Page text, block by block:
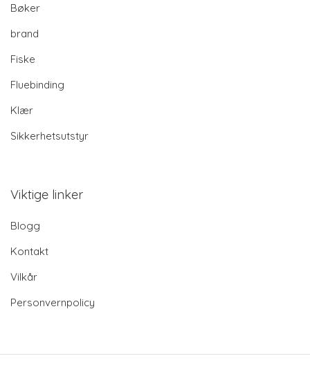
Bøker
brand
Fiske
Fluebinding
Klær
Sikkerhetsutstyr
Viktige linker
Blogg
Kontakt
Vilkår
Personvernpolicy